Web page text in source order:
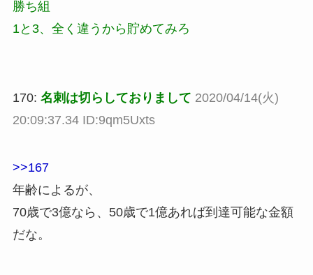
勝ち組
1と3、全く違うから貯めてみろ
170: 名刺は切らしておりまして 2020/04/14(火)
20:09:37.34 ID:9qm5Uxts
>>167
年齢によるが、
70歳で3億なら、50歳で1億あれば到達可能な金額
だな。